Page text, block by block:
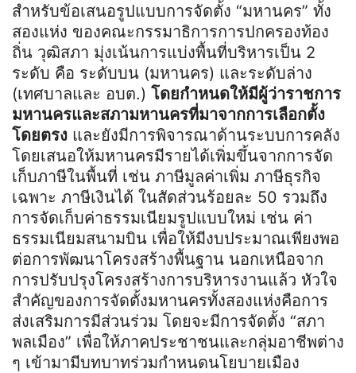
สำหรับข้อเสนอรูปแบบการจัดตั้ง “มหานคร” ทั้ง
สองแห่ง ของคณะกรรมาธิการการปกครองท้อง
ถิ่น วุฒิสภา มุ่งเน้นการแบ่งพื้นที่บริหารเป็น 2
ระดับ คือ ระดับบน (มหานคร) และระดับล่าง
(เทศบาลและ อบต.) โดยกำหนดให้มีผู้ว่าราชการ
มหานครและสภามหานครที่มาจากการเลือกตั้ง
โดยตรง และยังมีการพิจารณาด้านระบบการคลัง
โดยเสนอให้มหานครมีรายได้เพิ่มขึ้นจากการจัด
เก็บภาษีในพื้นที่ เช่น ภาษีมูลค่าเพิ่ม ภาษีธุรกิจ
เฉพาะ ภาษีเงินได้ ในสัดส่วนร้อยละ 50 รวมถึง
การจัดเก็บค่าธรรมเนียมรูปแบบใหม่ เช่น ค่า
ธรรมเนียมสนามบิน เพื่อให้มีงบประมาณเพียงพอ
ต่อการพัฒนาโครงสร้างพื้นฐาน นอกเหนือจาก
การปรับปรุงโครงสร้างการบริหารงานแล้ว หัวใจ
สำคัญของการจัดตั้งมหานครทั้งสองแห่งคือการ
ส่งเสริมการมีส่วนร่วม โดยจะมีการจัดตั้ง “สภา
พลเมือง” เพื่อให้ภาคประชาชนและกลุ่มอาชีพต่าง
ๆ เข้ามามีบทบาทร่วมกำหนดนโยบายเมือง